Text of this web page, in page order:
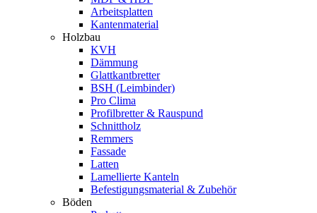
Arbeitsplatten
Kantenmaterial
Holzbau
KVH
Dämmung
Glattkantbretter
BSH (Leimbinder)
Pro Clima
Profilbretter & Rauspund
Schnittholz
Remmers
Fassade
Latten
Lamellierte Kanteln
Befestigungsmaterial & Zubehör
Böden